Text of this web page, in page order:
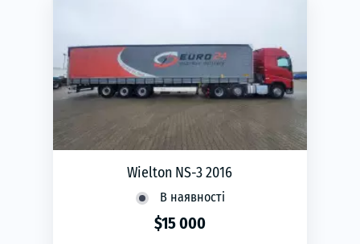
Wielton NS-3 2016
В наявності
$15 000